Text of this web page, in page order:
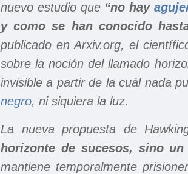
nuevo estudio que “no hay
y como se han conocido
publicado en Arxiv.org, el
sobre la noción del llamado
invisible a partir de la cuál nada
negro, ni siquiera la luz.
La nueva propuesta de
horizonte de sucesos, sino un
mantiene temporalmente